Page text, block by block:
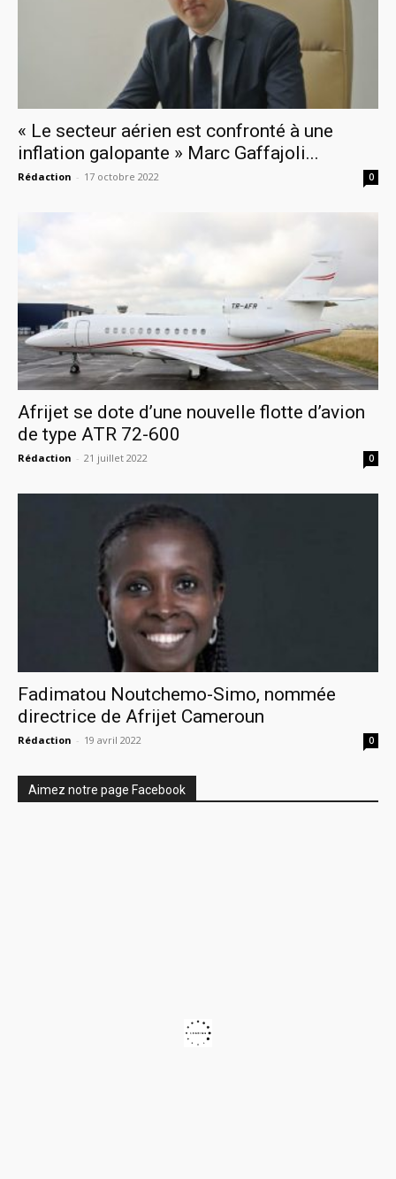
« Le secteur aérien est confronté à une
inflation galopante » Marc Gaffajoli...
Rédaction - 17 octobre 2022 0
Afrijet se dote d’une nouvelle flotte d’avion
de type ATR 72-600
Rédaction - 21 juillet 2022 0
Fadimatou Noutchemo-Simo, nommée
directrice de Afrijet Cameroun
Rédaction - 19 avril 2022 0
Aimez notre page Facebook